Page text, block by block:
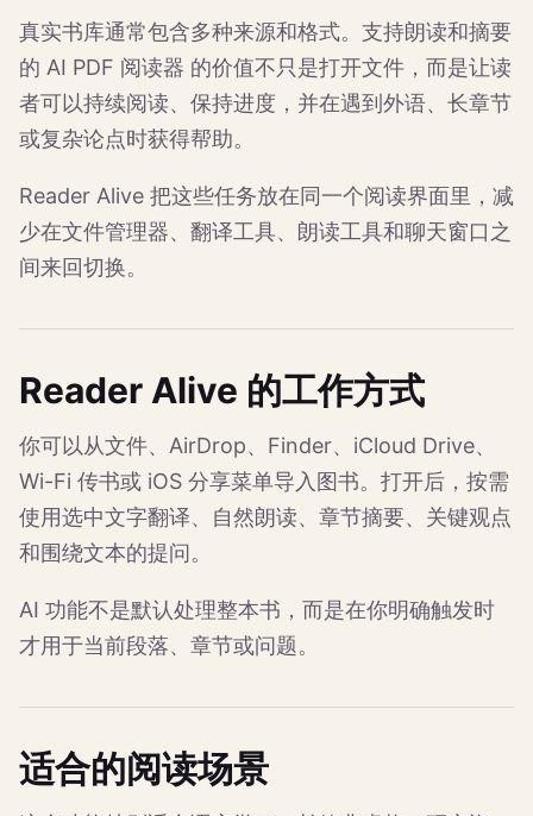
真实书库通常包含多种来源和格式。支持朗读和摘要
的 AI PDF 阅读器 的价值不只是打开文件，而是让读
者可以持续阅读、保持进度，并在遇到外语、长章节
或复杂论点时获得帮助。
Reader Alive 把这些任务放在同一个阅读界面里，减
少在文件管理器、翻译工具、朗读工具和聊天窗口之
间来回切换。
Reader Alive 的工作方式
你可以从文件、AirDrop、Finder、iCloud Drive、
Wi-Fi 传书或 iOS 分享菜单导入图书。打开后，按需
使用选中文字翻译、自然朗读、章节摘要、关键观点
和围绕文本的提问。
AI 功能不是默认处理整本书，而是在你明确触发时
才用于当前段落、章节或问题。
适合的阅读场景